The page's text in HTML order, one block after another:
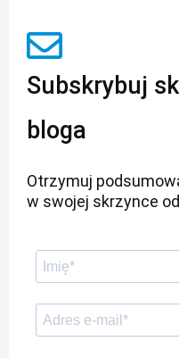
Subskrybuj
bloga
Otrzymuj
w swojej skrzynce